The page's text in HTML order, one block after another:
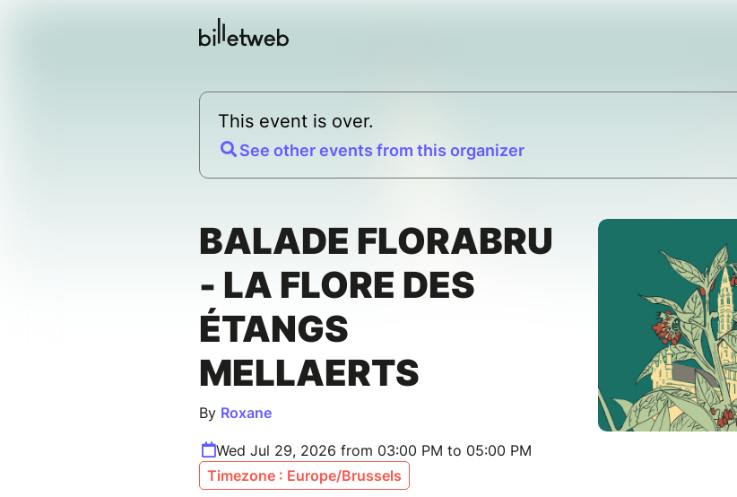
This event is over.
See other events from this organizer
BALADE FLORABRU
- LA FLORE DES
ÉTANGS
MELLAERTS
By Roxane
Wed Jul 29, 2026 from 03:00 PM to 05:00 PM
Timezone : Europe/Brussels